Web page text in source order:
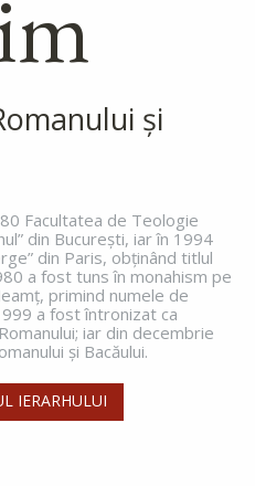
și
Facultatea de Teologie
din Bucureşti, iar în 1994
din Paris, obţinând titlul
a fost tuns în monahism pe
primind numele de
a fost întronizat ca
iar din decembrie
și Bacăului.
IERARHULUI